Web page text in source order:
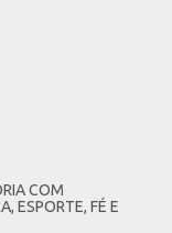
COM
ESPORTE, FÉ E